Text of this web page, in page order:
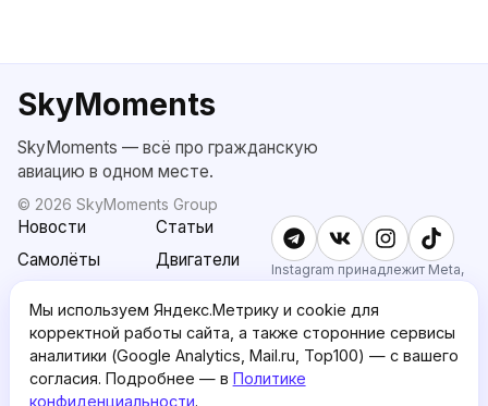
SkyMoments
SkyMoments — всё про гражданскую
авиацию в одном месте.
© 2026 SkyMoments Group
Новости
Статьи
Самолёты
Двигатели
AI: Altair
SkyMoments
Pro
О проекте
Пользовательское
соглашение
Instagram принадлежит Meta,
запрещённой в РФ.
Мы используем Яндекс.Метрику и cookie для
корректной работы сайта, а также сторонние сервисы
аналитики (Google Analytics, Mail.ru, Top100) — с вашего
согласия. Подробнее — в Политике
конфиденциальности.